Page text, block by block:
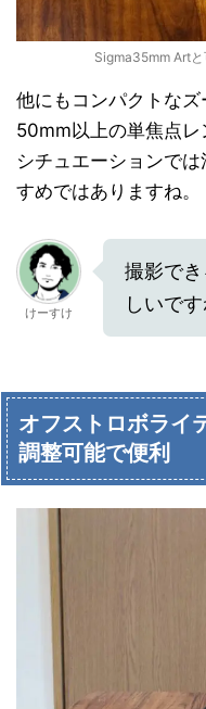
Sigma35mm Art
他にもコンパクトなズ
50mm以上の単焦点
シチュエーションで
すめではありますね。
けーすけ
撮影で
しいです
オフストロボライ
調整可能で便利